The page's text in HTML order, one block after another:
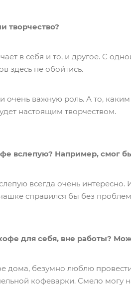
творчество?
в себя и то, и другое. С
здесь не обойтись.
важную роль. А то,
настоящим творчеством.
вслепую? Например, смог
всегда очень
справился бы без
для себя, вне работы?
дома, безумно люблю
кофеварки. Смело могу